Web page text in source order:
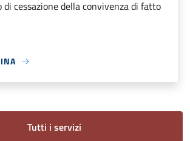
di cessazione della convivenza di fatto
Tutti i servizi